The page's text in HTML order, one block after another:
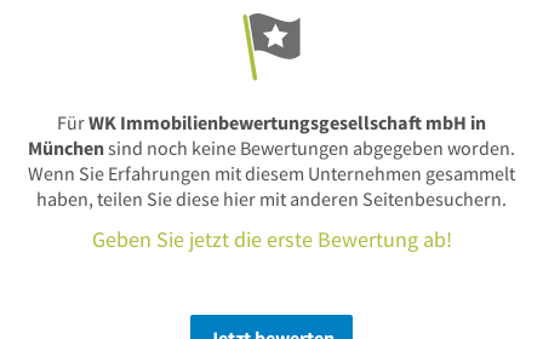
FürWK Immobilienbewertungsgesellschaft mbH in
Münchensind noch keine Bewertungen abgegeben worden.
Wenn Sie Erfahrungen mit diesem Unternehmen gesammelt
haben, teilen Sie diese hier mit anderen Seitenbesuchern.
Geben Sie jetzt die erste Bewertung ab!